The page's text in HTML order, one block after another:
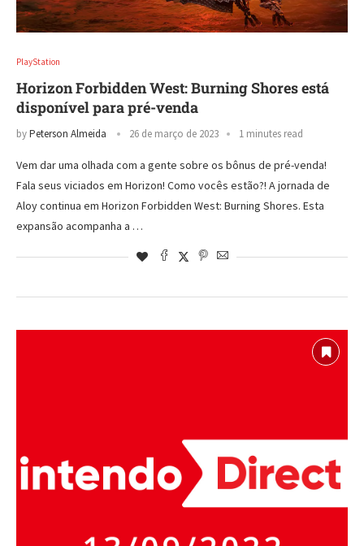
PlayStation
Horizon Forbidden West: Burning Shores está
disponível para pré-venda
byPeterson Almeida 26 de março de 2023 1 minutes read
Vem dar uma olhada com a gente sobre os bônus de pré-venda!
Fala seus viciados em Horizon! Como vocês estão?! A jornada de
Aloy continua em Horizon Forbidden West: Burning Shores. Esta
expansão acompanha a …